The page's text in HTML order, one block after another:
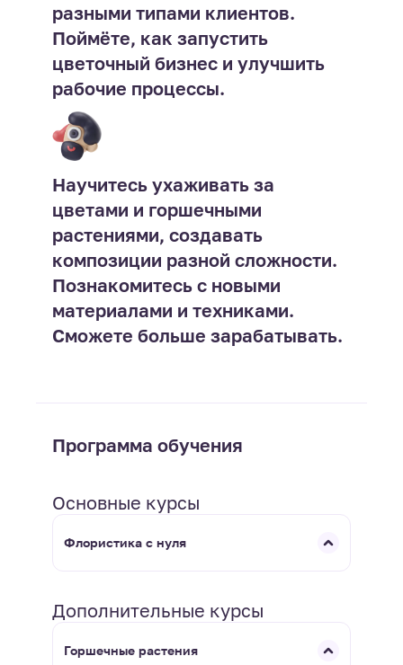
разными типами клиентов.
Поймёте, как запустить
цветочный бизнес и улучшить
рабочие процессы.
Научитесь ухаживать за
цветами и горшечными
растениями, создавать
композиции разной сложности.
Познакомитесь с новыми
материалами и техниками.
Сможете больше зарабатывать.
Программа обучения
Основные курсы
Флористика с нуля
Дополнительные курсы
Горшечные растения